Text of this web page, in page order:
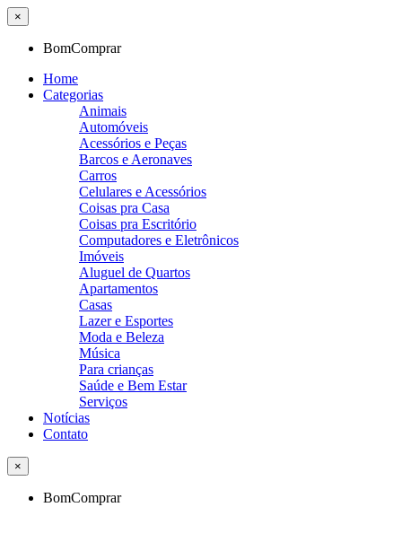
×
BomComprar
Home
Categorias
Animais
Automóveis
Acessórios e Peças
Barcos e Aeronaves
Carros
Celulares e Acessórios
Coisas pra Casa
Coisas pra Escritório
Computadores e Eletrônicos
Imóveis
Aluguel de Quartos
Apartamentos
Casas
Lazer e Esportes
Moda e Beleza
Música
Para crianças
Saúde e Bem Estar
Serviços
Notícias
Contato
×
BomComprar